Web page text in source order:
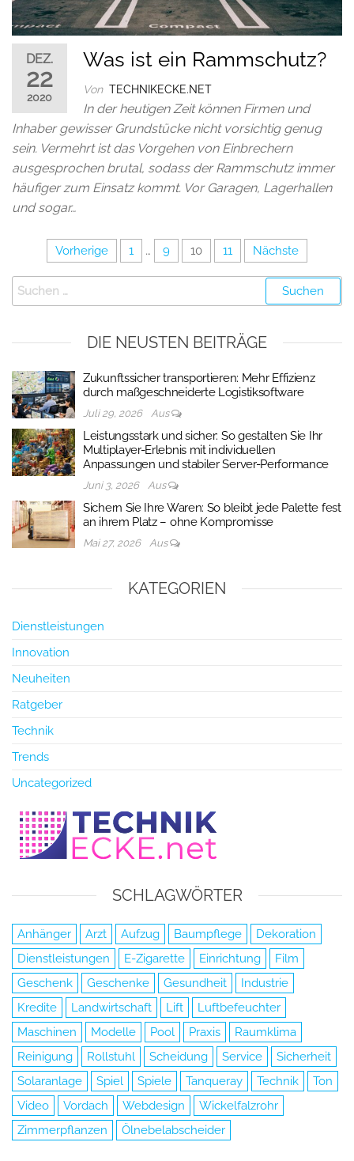
DEZ.
22
2020
Was ist ein Rammschutz?
Von TECHNIKECKE.NET
In der heutigen Zeit können Firmen und
Inhaber gewisser Grundstücke nicht vorsichtig genug
sein. Vermehrt ist das Vorgehen von Einbrechern
ausgesprochen brutal, sodass der Rammschutz immer
häufiger zum Einsatz kommt. Vor Garagen, Lagerhallen
und sogar…
Vorherige 1 … 9 10 11 Nächste
DIE NEUSTEN BEITRÄGE
Zukunftssicher transportieren: Mehr Effizienz
durch maßgeschneiderte Logistiksoftware
Juli 29, 2026 Aus
Leistungsstark und sicher: So gestalten Sie Ihr
Multiplayer-Erlebnis mit individuellen
Anpassungen und stabiler Server-Performance
Juni 3, 2026 Aus
Sichern Sie Ihre Waren: So bleibt jede Palette fest
an ihrem Platz – ohne Kompromisse
Mai 27, 2026 Aus
KATEGORIEN
Dienstleistungen
Innovation
Neuheiten
Ratgeber
Technik
Trends
Uncategorized
SCHLAGWÖRTER
Anhänger Arzt Aufzug Baumpflege
Dekoration
Dienstleistungen
E-Zigarette Einrichtung
Film
Geschenk
Geschenke Gesundheit
Industrie
Kredite
Landwirtschaft Lift
Luftbefeuchter
Maschinen
Modelle Pool Praxis
Raumklima
Reinigung
Rollstuhl Scheidung Service
Sicherheit
Solaranlage
Spiel Spiele Tanqueray Technik
Ton
Video
Vordach Webdesign
Wickelfalzrohr
Zimmerpflanzen
Ölnebelabscheider